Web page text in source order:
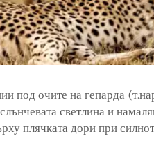
под очите на гепарда
светлина и
плячката дори при